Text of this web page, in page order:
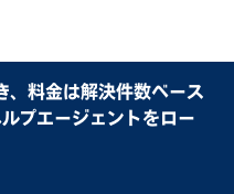
、料金は解決件数ベース
プエージェントをロー